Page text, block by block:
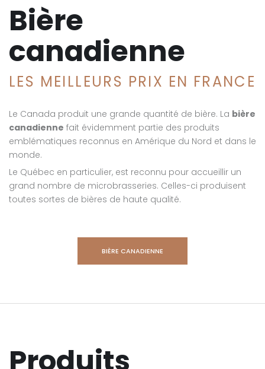
Bière
canadienne
LES MEILLEURS PRIX EN FRANCE
Le Canada produit une grande quantité de bière. La bière
canadienne fait évidemment partie des produits
emblématiques reconnus en Amérique du Nord et dans le
monde.
Le Québec en particulier, est reconnu pour accueillir un
grand nombre de microbrasseries. Celles-ci produisent
toutes sortes de bières de haute qualité.
BIÈRE CANADIENNE
Produits